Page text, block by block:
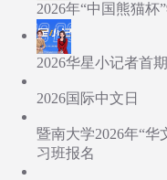
2026年“中国熊猫杯
2026华星小记者首
2026国际中文日
暨南大学2026年“华
习班报名